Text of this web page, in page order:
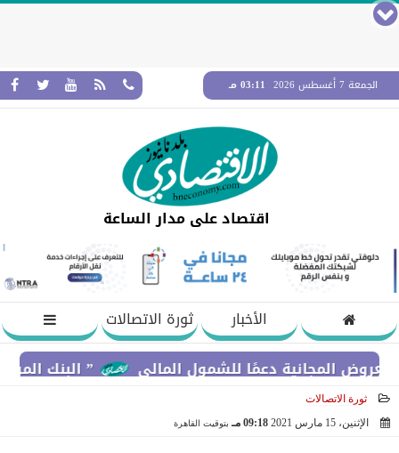
الجمعة 7 أغسطس 2026 03:11 مـ
اقتصاد على مدار الساعة
الأخبار
ثورة الاتصالات
” البنك المركزي” : معدلات الشمول المالي
دعمًا للشمول المالي
ثورة الاتصالات
الإثنين، 15 مارس 2021
09:18 مـ بتوقيت القاهرة